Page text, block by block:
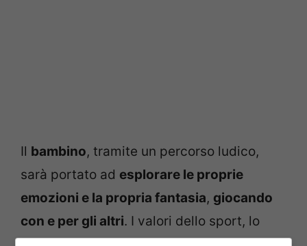
Il bambino, tramite un percorso ludico,
sarà portato ad esplorare le proprie
emozioni e la propria fantasia, giocando
con e per gli altri. I valori dello sport, lo